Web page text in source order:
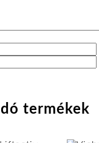
termékek